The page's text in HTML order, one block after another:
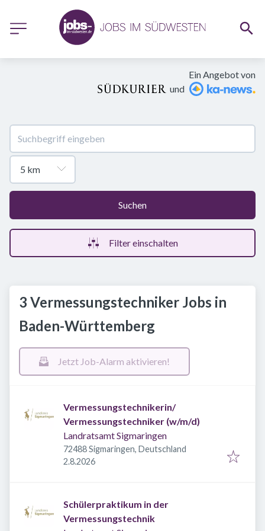
Ein Angebot von
und
Suchen
Filter einschalten
3 Vermessungstechniker Jobs in
Baden-Württemberg
Jetzt Job-Alarm aktivieren!
Vermessungstechnikerin/
Vermessungstechniker (w/m/d)
Landratsamt Sigmaringen
72488 Sigmaringen, Deutschland
Veröffentlicht
2.8.2026
Schülerpraktikum in der
Vermessungstechnik